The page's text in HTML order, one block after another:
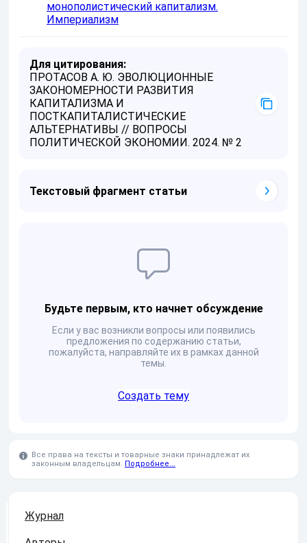
монополистический капитализм.
Империализм
Для цитирования:
ПРОТАСОВ А. Ю. ЭВОЛЮЦИОННЫЕ
ЗАКОНОМЕРНОСТИ РАЗВИТИЯ
КАПИТАЛИЗМА И
ПОСТКАПИТАЛИСТИЧЕСКИЕ
АЛЬТЕРНАТИВЫ // ВОПРОСЫ
ПОЛИТИЧЕСКОЙ ЭКОНОМИИ. 2024. № 2
Текстовый фрагмент статьи
Будьте первым, кто начнет обсуждение
Если у вас возникли вопросы или появились
предложения по содержанию статьи,
пожалуйста, направляйте их в рамках данной
темы.
Создать тему
Все права на тексты и товарные знаки принадлежат их
законным владельцам. Подробнее...
Журнал